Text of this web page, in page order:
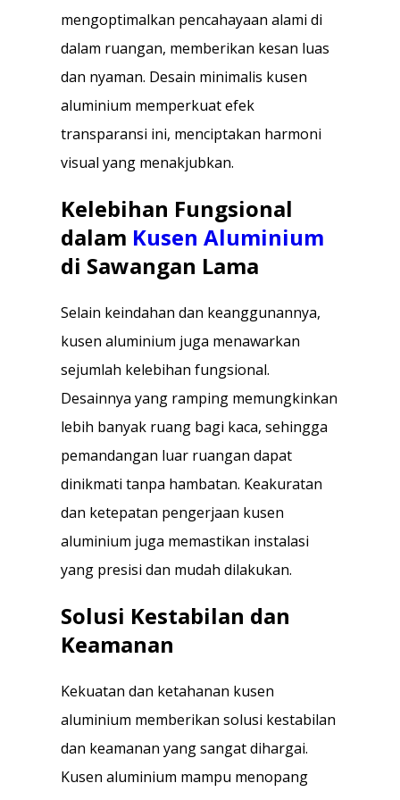
mengoptimalkan pencahayaan alami di
dalam ruangan, memberikan kesan luas
dan nyaman. Desain minimalis kusen
aluminium memperkuat efek
transparansi ini, menciptakan harmoni
visual yang menakjubkan.
Kelebihan Fungsional
dalam Kusen Aluminium
di Sawangan Lama
Selain keindahan dan keanggunannya,
kusen aluminium juga menawarkan
sejumlah kelebihan fungsional.
Desainnya yang ramping memungkinkan
lebih banyak ruang bagi kaca, sehingga
pemandangan luar ruangan dapat
dinikmati tanpa hambatan. Keakuratan
dan ketepatan pengerjaan kusen
aluminium juga memastikan instalasi
yang presisi dan mudah dilakukan.
Solusi Kestabilan dan
Keamanan
Kekuatan dan ketahanan kusen
aluminium memberikan solusi kestabilan
dan keamanan yang sangat dihargai.
Kusen aluminium mampu menopang